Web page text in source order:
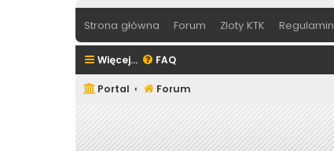
Strona główna Forum Zloty KTK Regulamin
Więcej… FAQ
Portal Forum